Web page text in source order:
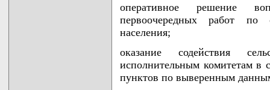
оперативное решение
первоочередных работ по
населения;
оказание содействия
исполнительным комитетам в
пунктов по выверенным